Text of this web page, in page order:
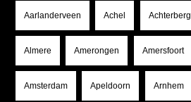
Aarlanderveen Achel Achterberg
Almere Amerongen Amersfoort
Amsterdam Apeldoorn Arnhem